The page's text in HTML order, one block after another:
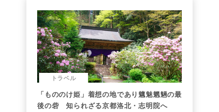
トラベル
「もののけ姫」着想の地であり魑魅魍魎の最
後の砦 知られざる京都洛北・志明院へ